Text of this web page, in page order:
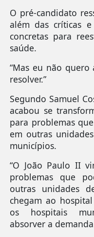
O pré-candidato
além das críticas e
concretas para
saúde.
“Mas eu não quero
resolver.”
Segundo Samuel
acabou se
para problemas
em outras
municípios.
“O João Paulo II
problemas que
outras unidades
chegam ao
os hospitais
absorver a